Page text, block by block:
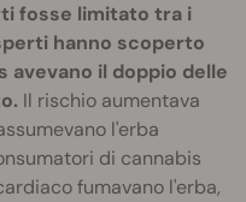
fosse limitato tra i
hanno scoperto
avevano il doppio delle
Il rischio aumentava
l'erba
di cannabis
fumavano l'erba,